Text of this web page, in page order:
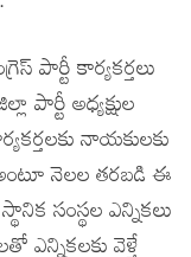
పార్టీ కార్యకర్తలు
పార్టీ అధ్యక్షుల
నాయకులకు
నెలల తరబడి ఈ
సంస్థల ఎన్నికలు
ఎన్నికలకు వెళ్తే